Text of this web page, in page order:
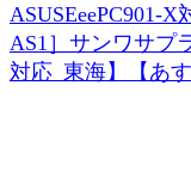
ASUSEeePC901-
AS1］サンワサプ
対応_東海】【あ